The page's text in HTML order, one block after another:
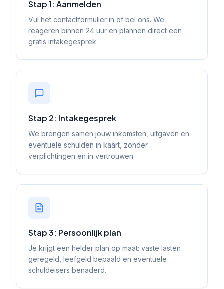
Stap 1: Aanmelden
Vul het contactformulier in of bel ons. We
reageren binnen 24 uur en plannen direct een
gratis intakegesprek.
Stap 2: Intakegesprek
We brengen samen jouw inkomsten, uitgaven en
eventuele schulden in kaart, zonder
verplichtingen en in vertrouwen.
Stap 3: Persoonlijk plan
Je krijgt een helder plan op maat: vaste lasten
geregeld, leefgeld bepaald en eventuele
schuldeisers benaderd.